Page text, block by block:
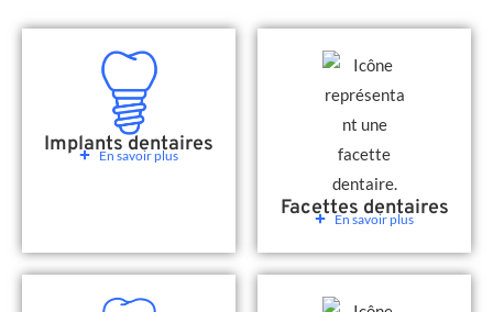
Implants dentaires
En savoir plus
Facettes dentaires
En savoir plus